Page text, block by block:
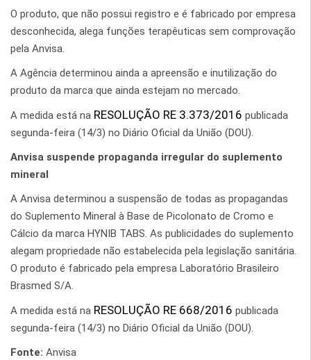
O produto, que não possui registro e é fabricado por empresa
desconhecida, alega funções terapêuticas sem comprovação
pela Anvisa.
A Agência determinou ainda a apreensão e inutilização do
produto da marca que ainda estejam no mercado.
A medida está na RESOLUÇÃO RE 3.373/2016 publicada
segunda-feira (14/3) no Diário Oficial da União (DOU).
Anvisa suspende propaganda irregular do suplemento
mineral
A Anvisa determinou a suspensão de todas as propagandas
do Suplemento Mineral à Base de Picolonato de Cromo e
Cálcio da marca HYNIB TABS. As publicidades do suplemento
alegam propriedade não estabelecida pela legislação sanitária.
O produto é fabricado pela empresa Laboratório Brasileiro
Brasmed S/A.
A medida está na RESOLUÇÃO RE 668/2016 publicada
segunda-feira (14/3) no Diário Oficial da União (DOU).
Fonte: Anvisa